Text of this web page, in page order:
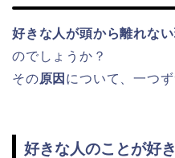
好きな人が頭から離れない
のでしょうか？
その原因 について、一つ
好きな人のことが好